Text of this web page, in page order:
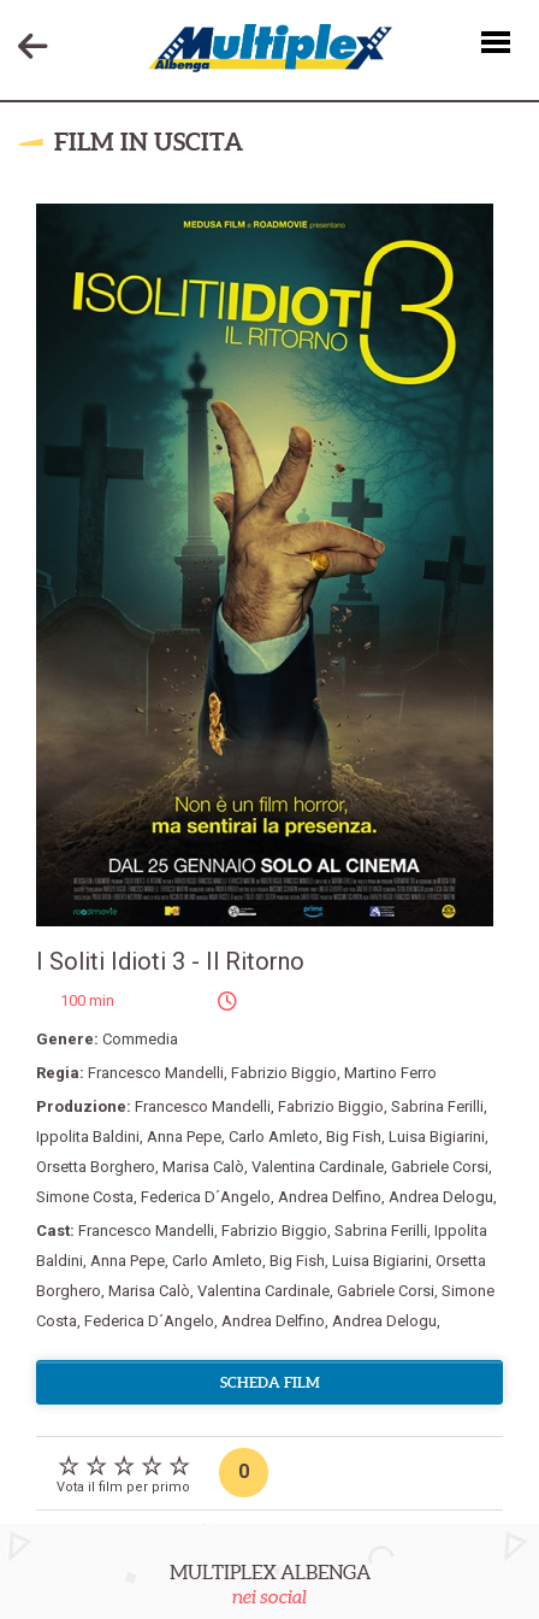
FILM IN USCITA
I Soliti Idioti 3 - Il Ritorno
100 min
Genere: Commedia
Regia: Francesco Mandelli, Fabrizio Biggio, Martino Ferro
Produzione: Francesco Mandelli, Fabrizio Biggio, Sabrina Ferilli,
Ippolita Baldini, Anna Pepe, Carlo Amleto, Big Fish, Luisa Bigiarini,
Orsetta Borghero, Marisa Calò, Valentina Cardinale, Gabriele Corsi,
Simone Costa, Federica D´Angelo, Andrea Delfino, Andrea Delogu,
Cast: Francesco Mandelli, Fabrizio Biggio, Sabrina Ferilli, Ippolita
Baldini, Anna Pepe, Carlo Amleto, Big Fish, Luisa Bigiarini, Orsetta
Borghero, Marisa Calò, Valentina Cardinale, Gabriele Corsi, Simone
Costa, Federica D´Angelo, Andrea Delfino, Andrea Delogu,
SCHEDA FILM
Vota il film per primo
0
MULTIPLEX ALBENGA
nei social